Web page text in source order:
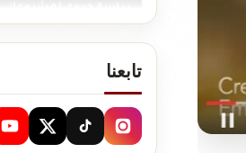
تصميم ديكور كوفي شوب
تابعنا